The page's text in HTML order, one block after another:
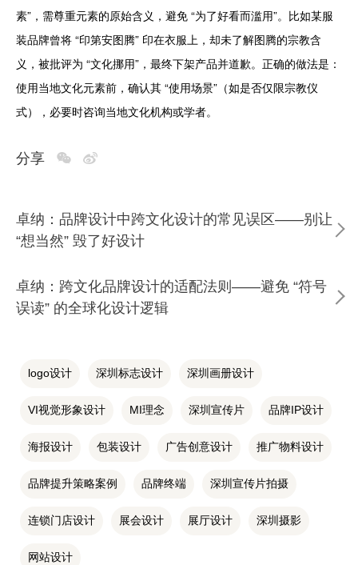
素”，需尊重元素的原始含义，避免 “为了好看而滥用”。比如某服
装品牌曾将 “印第安图腾” 印在衣服上，却未了解图腾的宗教含
义，被批评为 “文化挪用”，最终下架产品并道歉。正确的做法是：
使用当地文化元素前，确认其 “使用场景”（如是否仅限宗教仪
式），必要时咨询当地文化机构或学者。
分享
卓纳：品牌设计中跨文化设计的常见误区——别让
“想当然” 毁了好设计
卓纳：跨文化品牌设计的适配法则——避免 “符号
误读” 的全球化设计逻辑
logo设计 深圳标志设计 深圳画册设计
VI视觉形象设计 MI理念 深圳宣传片 品牌IP设计
海报设计 包装设计 广告创意设计 推广物料设计
品牌提升策略案例 品牌终端 深圳宣传片拍摄
连锁门店设计 展会设计 展厅设计 深圳摄影
网站设计